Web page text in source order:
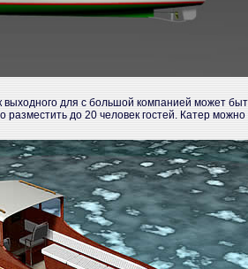
выходного для с большой компанией может
разместить до 20 человек гостей. Катер